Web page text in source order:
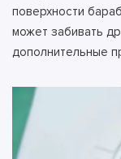
поверхности
может забивать
дополнительные